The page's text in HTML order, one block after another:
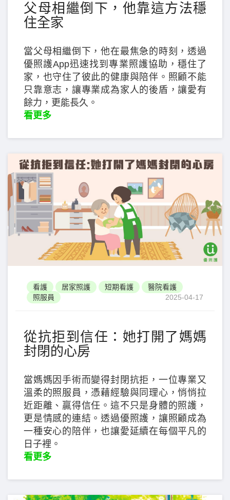
父母相繼倒下，他靠這方法穩
住全家
當父母相繼倒下，他在最焦急的時刻，透過
優照護App迅速找到專業照護協助，穩住了
家，也守住了彼此的健康與陪伴。照顧不能
只靠意志，讓專業成為家人的後盾，讓愛有
餘力，更能長久。
看更多
看護 居家照護 短期看護
醫院看護
照服員
2025-04-17
從抗拒到信任：她打開了媽媽
封閉的心房
當媽媽因手術而變得封閉抗拒，一位專業又
溫柔的照服員，憑藉經驗與同理心，悄悄拉
近距離、贏得信任。這不只是身體的照護，
更是情感的連結。透過優照護，讓照顧成為
一種安心的陪伴，也讓愛延續在每個平凡的
日子裡。
看更多